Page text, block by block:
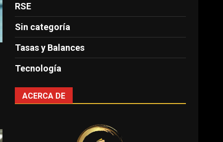
RSE
Sin categoría
Tasas y Balances
Tecnología
ACERCA DE